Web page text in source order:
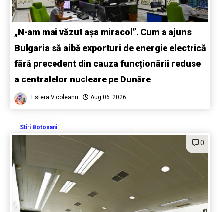
„N-am mai văzut așa miracol”. Cum a ajuns
Bulgaria să aibă exporturi de energie electrică
fără precedent din cauza funcționării reduse
a centralelor nucleare pe Dunăre
Estera Vicoleanu Aug 06, 2026
Stiri Botosani
0